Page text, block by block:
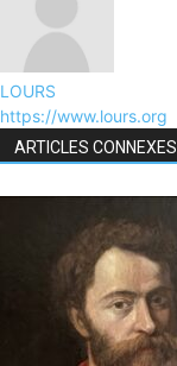
LOURS
https://www.lours.org
ARTICLES CONNEXES